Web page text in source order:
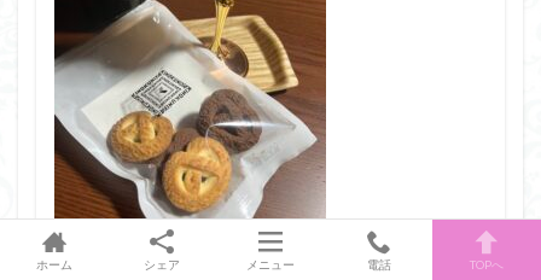
ホーム シェア メニュー 電話 TOPへ